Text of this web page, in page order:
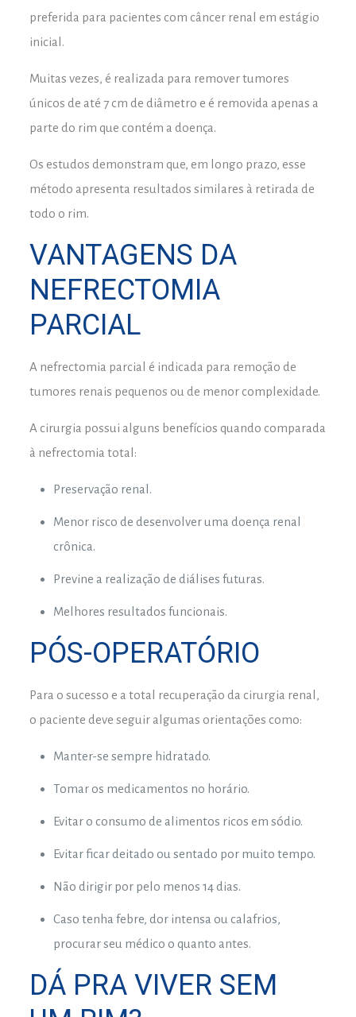
preferida para pacientes com câncer renal em estágio
inicial.
Muitas vezes, é realizada para remover tumores
únicos de até 7 cm de diâmetro e é removida apenas a
parte do rim que contém a doença.
Os estudos demonstram que, em longo prazo, esse
método apresenta resultados similares à retirada de
todo o rim.
VANTAGENS DA
NEFRECTOMIA
PARCIAL
A nefrectomia parcial é indicada para remoção de
tumores renais pequenos ou de menor complexidade.
A cirurgia possui alguns benefícios quando comparada
à nefrectomia total:
Preservação renal.
Menor risco de desenvolver uma doença renal
crônica.
Previne a realização de diálises futuras.
Melhores resultados funcionais.
PÓS-OPERATÓRIO
Para o sucesso e a total recuperação da cirurgia renal,
o paciente deve seguir algumas orientações como:
Manter-se sempre hidratado.
Tomar os medicamentos no horário.
Evitar o consumo de alimentos ricos em sódio.
Evitar ficar deitado ou sentado por muito tempo.
Não dirigir por pelo menos 14 dias.
Caso tenha febre, dor intensa ou calafrios,
procurar seu médico o quanto antes.
DÁ PRA VIVER SEM